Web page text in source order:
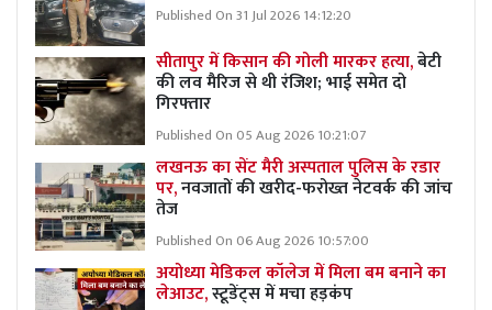
Published On 31 Jul 2026 14:12:20
सीतापुर में किसान की गोली मारकर हत्या,बेटी
की लव मैरिज से थी रंजिश; भाई समेत दो
गिरफ्तार
Published On 05 Aug 2026 10:21:07
लखनऊ का सेंट मैरी अस्पताल पुलिस के रडार
पर,नवजातों की खरीद-फरोख्त नेटवर्क की जांच
तेज
Published On 06 Aug 2026 10:57:00
अयोध्या मेडिकल कॉलेज में मिला बम बनाने का
लेआउट,स्टूडेंट्स में मचा हड़कंप